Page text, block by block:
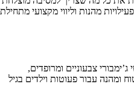
מהנות וליווי מקצועי מתחילת
ג’ימבורי צבעוניים ומרופדים,
עבור פעוטות וילדים בגיל